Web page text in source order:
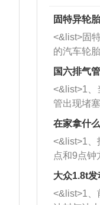
固特异轮
<&list>固
的汽车轮
牌，但是
也是为了
国六排气
<&list>1、
管出现堵
者是细棍
堵塞情况
施。
杂物推到
三元催化
西取出来
的堵塞，
在家拿什
<&list>1、
点和9点钟
方向做一
一圈半的
大众1.8t
<&list>1、